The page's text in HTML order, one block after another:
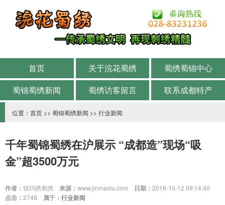
首页 关于浣花蜀绣
蜀绣蜀锦中心
蜀锦蜀绣新闻
蜀绣访客留言 联系成都特产
位置： 首页 >> 蜀锦蜀绣新闻 >> 行业新闻
千年蜀锦蜀绣在沪展示 “成都造”现场“吸
金”超3500万元
作者： 锦玛绣蜀绣 来源： www.jinmaxiu.com 日期： 2018-10-12 09:14:40
点击： 2748 属于： 行业新闻